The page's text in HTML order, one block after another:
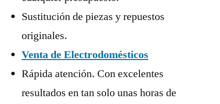
Sustitución de piezas y repuestos
originales.
Venta de Electrodomésticos
Rápida atención. Con excelentes
resultados en tan solo unas horas de